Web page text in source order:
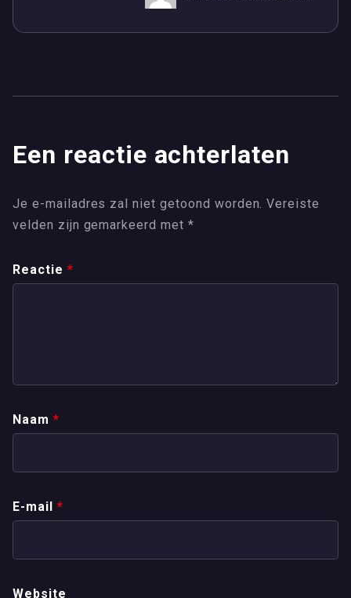
Een reactie achterlaten
Je e-mailadres zal niet getoond worden. Vereiste
velden zijn gemarkeerd met *
Reactie *
Naam *
E-mail *
Website